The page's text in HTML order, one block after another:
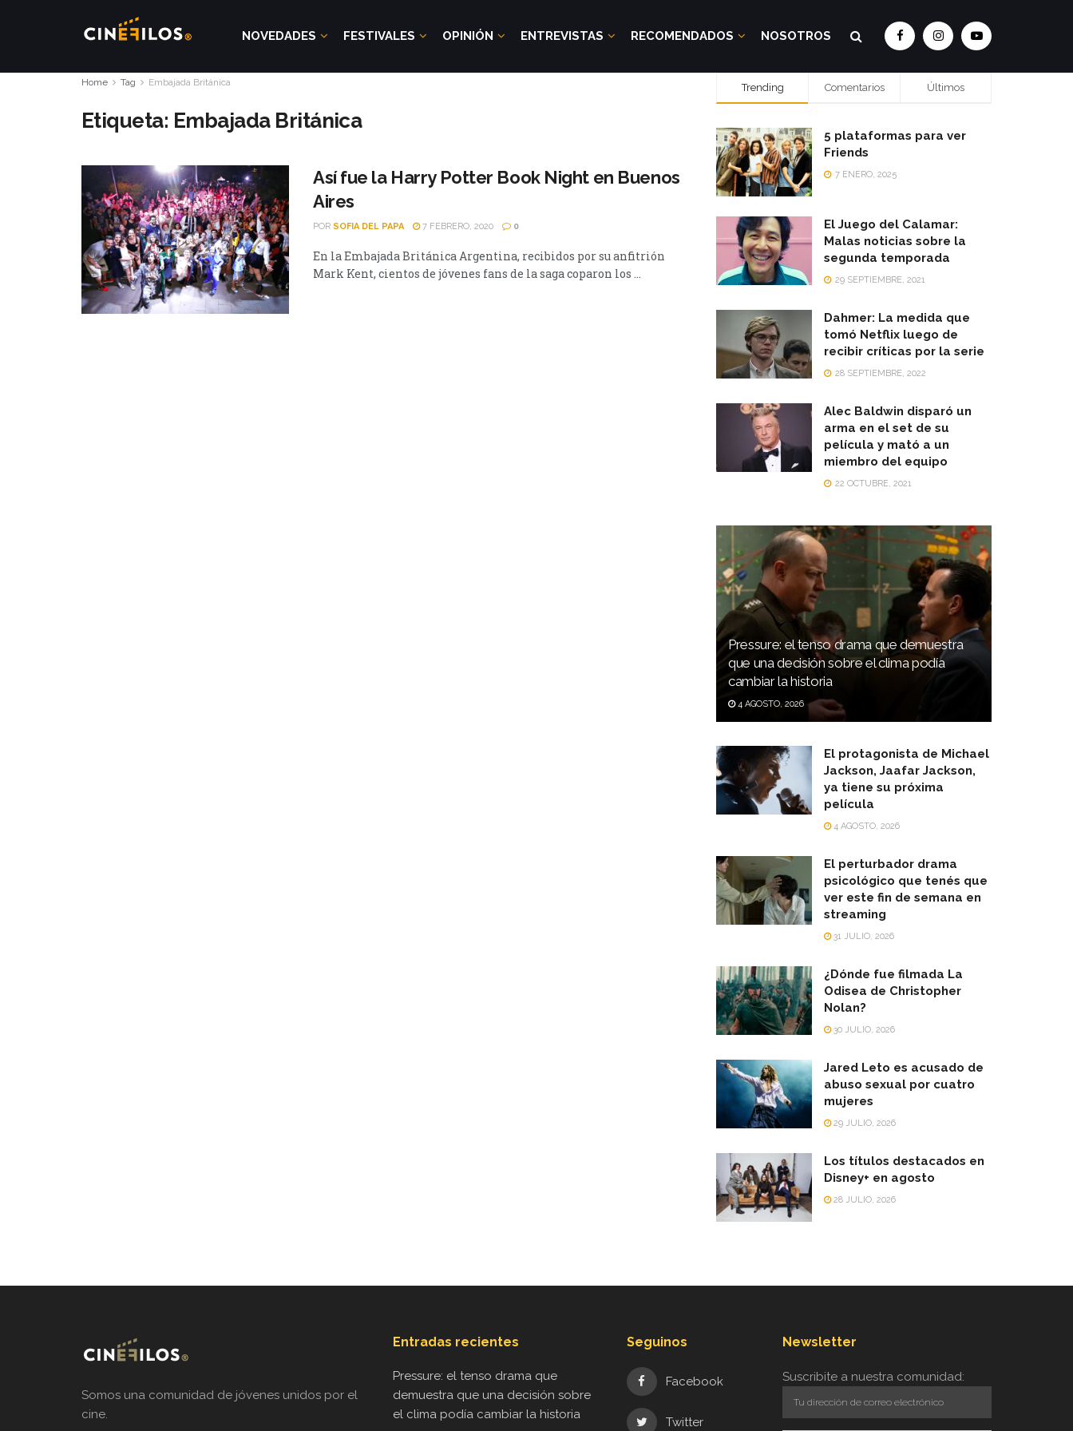
NOVEDADES FESTIVALES OPINIÓN ENTREVISTAS RECOMENDADOS NOSOTROS
Home Tag Embajada Británica
Etiqueta: Embajada Británica
Así fue la Harry Potter Book Night en Buenos
Aires
POR SOFIA DEL PAPA 7 FEBRERO, 2020 0
En la Embajada Británica Argentina, recibidos por su anfitrión
Mark Kent, cientos de jóvenes fans de la saga coparon los ...
Trending Comentarios Últimos
5 plataformas para ver
Friends
7 ENERO, 2025
El Juego del Calamar:
Malas noticias sobre la
segunda temporada
29 SEPTIEMBRE, 2021
Dahmer: La medida que
tomó Netflix luego de
recibir críticas por la serie
28 SEPTIEMBRE, 2022
Alec Baldwin disparó un
arma en el set de su
película y mató a un
miembro del equipo
22 OCTUBRE, 2021
Pressure: el tenso drama que demuestra
que una decisión sobre el clima podía
cambiar la historia
4 AGOSTO, 2026
El protagonista de Michael
Jackson, Jaafar Jackson,
ya tiene su próxima
película
4 AGOSTO, 2026
El perturbador drama
psicológico que tenés que
ver este fin de semana en
streaming
31 JULIO, 2026
¿Dónde fue filmada La
Odisea de Christopher
Nolan?
30 JULIO, 2026
Jared Leto es acusado de
abuso sexual por cuatro
mujeres
29 JULIO, 2026
Los títulos destacados en
Disney+ en agosto
28 JULIO, 2026
Somos una comunidad de jóvenes unidos por el
cine.
Entradas recientes
Pressure: el tenso drama que
demuestra que una decisión sobre
el clima podía cambiar la historia
Seguinos
Facebook
Twitter
Newsletter
Suscribite a nuestra comunidad: